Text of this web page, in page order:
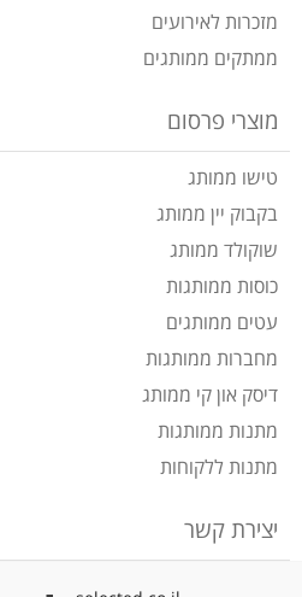
מזכרות לאירועים
ממתקים ממותגים
מוצרי פרסום
טישו ממותג
בקבוק יין ממותג
שוקולד ממותג
כוסות ממותגות
עטים ממותגים
מחברות ממותגות
דיסק און קי ממותג
מתנות ממותגות
מתנות ללקוחות
יצירת קשר